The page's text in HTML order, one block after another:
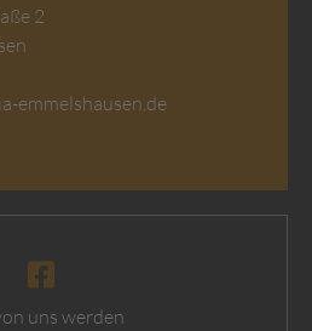
2
emmelshausen.de
uns werden